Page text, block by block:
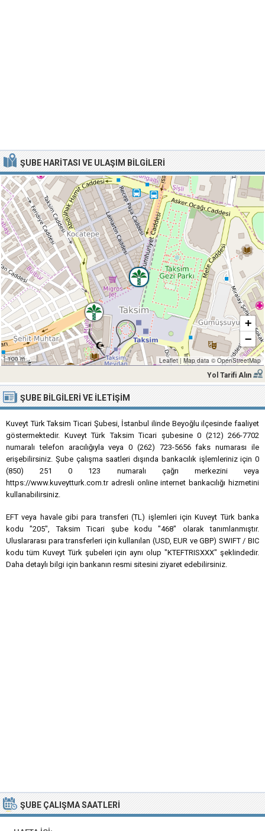
ŞUBE HARITASI VE ULAŞIM BILGILERI
100 m
+
−
Leaflet | Map data ©OpenStreetMap
Yol Tarifi Alın
ŞUBE BILGILERI VE İLETIŞIM
Kuveyt Türk Taksim Ticari Şubesi, İstanbul ilinde Beyoğlu ilçesinde faaliyet
göstermektedir. Kuveyt Türk Taksim Ticari şubesine 0 (212) 266-7702
numaralı telefon aracılığıyla veya 0 (262) 723-5656 faks numarası ile
erişebilirsiniz. Şube çalışma saatleri dışında bankacılık işlemleriniz için 0
(850) 251 0 123 numaralı çağrı merkezini veya
https://www.kuveytturk.com.tr adresli online internet bankacılığı hizmetini
kullanabilirsiniz.
EFT veya havale gibi para transferi (TL) işlemleri için Kuveyt Türk banka
kodu "205", Taksim Ticari şube kodu "468" olarak tanımlanmıştır.
Uluslararası para transferleri için kullanılan (USD, EUR ve GBP) SWIFT / BIC
kodu tüm Kuveyt Türk şubeleri için aynı olup "KTEFTRISXXX" şeklindedir.
Daha detaylı bilgi için bankanın resmi sitesini ziyaret edebilirsiniz.
ŞUBE ÇALIŞMA SAATLERI